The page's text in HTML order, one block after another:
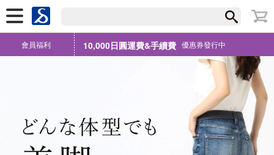
會員福利 10,000日圓運費&手續費 優惠券發行中